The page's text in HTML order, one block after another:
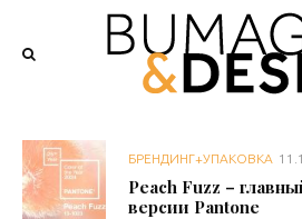
БРЕНДИНГ+УПАКОВКА
Peach Fuzz –
версии Pantone